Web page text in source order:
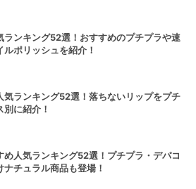
ランキング52選！おすすめのプチプラや速
ポリッシュを紹介！
気ランキング52選！落ちないリップをプチ
に紹介！
め人気ランキング52選！プチプラ・デパコ
ナチュラル商品も登場！